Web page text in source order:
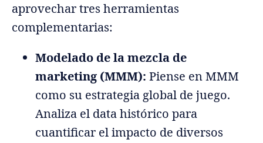
aprovechar tres herramientas
complementarias:
Modelado de la mezcla de
marketing (MMM): Piense en MMM
como su estrategia global de juego.
Analiza el data histórico para
cuantificar el impacto de diversos